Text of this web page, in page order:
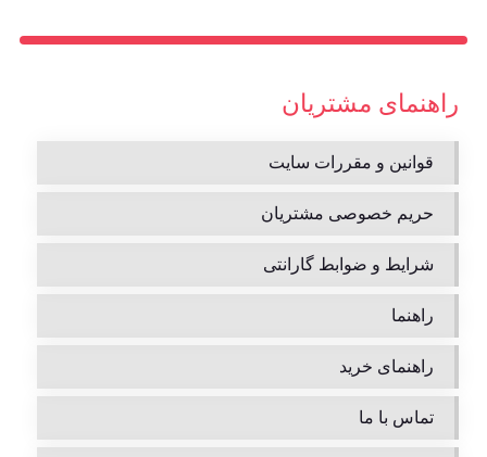
راهنمای مشتریان
قوانین و مقررات سایت
حریم خصوصی مشتریان
شرایط و ضوابط گارانتی
راهنما
راهنمای خرید
تماس با ما